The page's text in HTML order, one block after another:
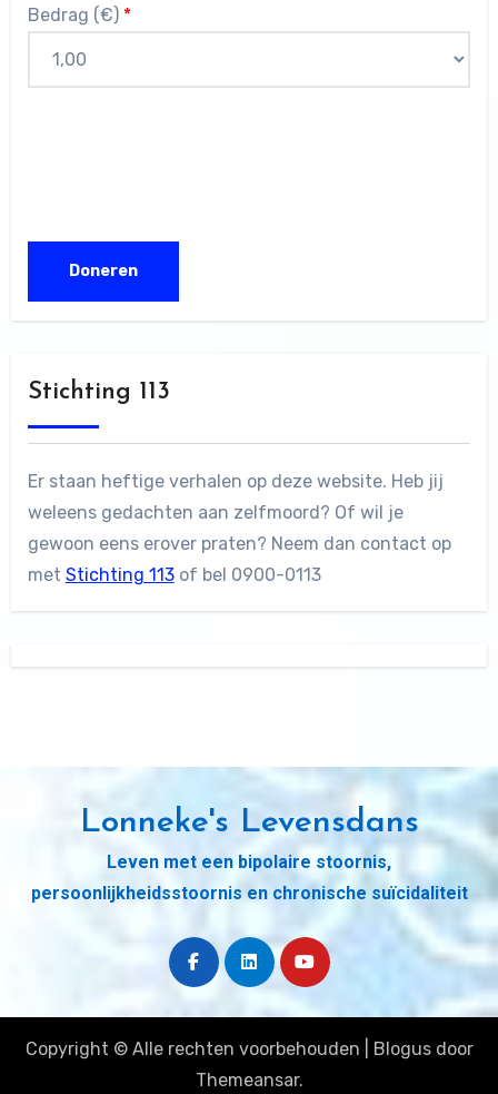
Bedrag (€) *
Stichting 113
Er staan heftige verhalen op deze website. Heb jij
weleens gedachten aan zelfmoord? Of wil je
gewoon eens erover praten? Neem dan contact op
met Stichting 113of bel 0900-0113
Lonneke's Levensdans
Leven met een bipolaire stoornis,
persoonlijkheidsstoornis en chronische suïcidaliteit
Copyright © Alle rechten voorbehouden Blogusdoor
Themeansar.